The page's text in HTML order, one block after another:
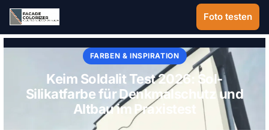
Zum Hauptinhalt springen
Foto testen
FARBEN & INSPIRATION
Keim Soldalit Test 2026: Sol-
Silikatfarbe für Denkmalschutz und
Altbau im Praxistest